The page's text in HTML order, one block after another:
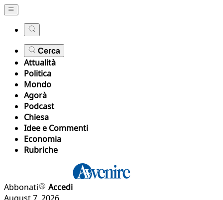
Cerca
Attualità
Politica
Mondo
Agorà
Podcast
Chiesa
Idee e Commenti
Economia
Rubriche
Abbonati
Accedi